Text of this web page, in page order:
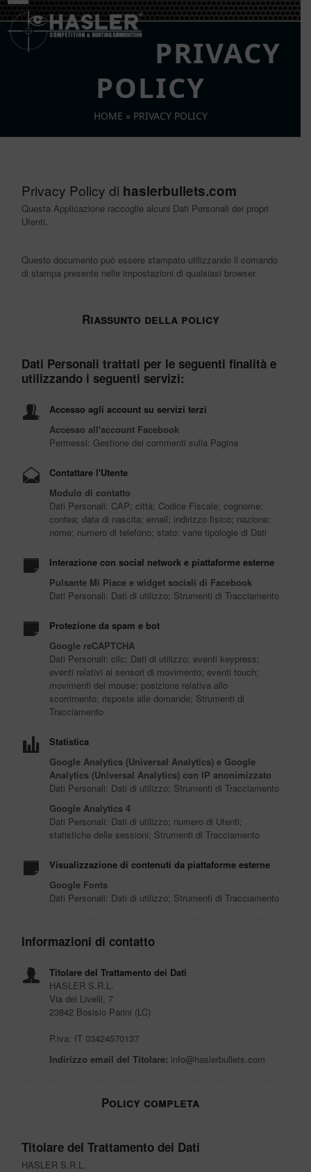
Skip
to
content
Open
mobile
Close
mobile
PRIVACY
POLICY
HOME » PRIVACY POLICY
Privacy Policy di haslerbullets.com
Questa Applicazione raccoglie alcuni Dati Personali dei propri
Utenti.
Questo documento può essere stampato utilizzando il comando
di stampa presente nelle impostazioni di qualsiasi browser.
Riassunto della policy
Dati Personali trattati per le seguenti finalità e
utilizzando i seguenti servizi:
Accesso agli account su servizi terzi
Accesso all'account Facebook
Permessi: Gestione dei commenti sulla Pagina
Contattare l'Utente
Modulo di contatto
Dati Personali: CAP; città; Codice Fiscale; cognome;
contea; data di nascita; email; indirizzo fisico; nazione;
nome; numero di telefono; stato; varie tipologie di Dati
Interazione con social network e piattaforme esterne
Pulsante Mi Piace e widget sociali di Facebook
Dati Personali: Dati di utilizzo; Strumenti di Tracciamento
Protezione da spam e bot
Google reCAPTCHA
Dati Personali: clic; Dati di utilizzo; eventi keypress;
eventi relativi ai sensori di movimento; eventi touch;
movimenti del mouse; posizione relativa allo
scorrimento; risposte alle domande; Strumenti di
Tracciamento
Statistica
Google Analytics (Universal Analytics) e Google
Analytics (Universal Analytics) con IP anonimizzato
Dati Personali: Dati di utilizzo; Strumenti di Tracciamento
Google Analytics 4
Dati Personali: Dati di utilizzo; numero di Utenti;
statistiche delle sessioni; Strumenti di Tracciamento
Visualizzazione di contenuti da piattaforme esterne
Google Fonts
Dati Personali: Dati di utilizzo; Strumenti di Tracciamento
Informazioni di contatto
Titolare del Trattamento dei Dati
HASLER S.R.L.
Via dei Livelli, 7
23842 Bosisio Parini (LC)
P.iva: IT 03424570137
Indirizzo email del Titolare: info@haslerbullets.com
Policy completa
Titolare del Trattamento dei Dati
HASLER S.R.L.